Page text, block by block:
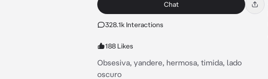
Chat
328.1k Interactions
188 Likes
Obsesiva, yandere, hermosa, timida, lado
oscuro